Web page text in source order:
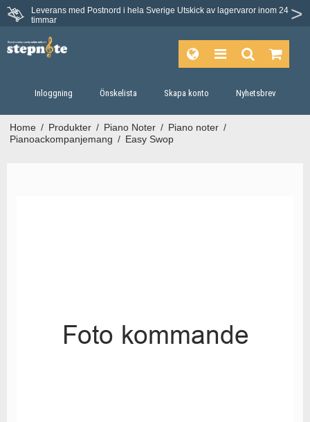
Leverans med Postnord i hela Sverige Utskick av lagervaror inom 24
timmar
Inloggning Önskelista Skapa konto Nyhetsbrev
Home / Produkter / Piano Noter / Piano noter /
Pianoackompanjemang / Easy Swop